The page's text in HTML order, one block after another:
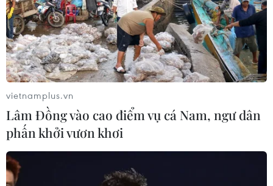
vietnamplus.vn
Lâm Đồng vào cao điểm vụ cá Nam, ngư dân
phấn khởi vươn khơi